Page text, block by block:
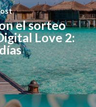
el sorteo
Love 2: